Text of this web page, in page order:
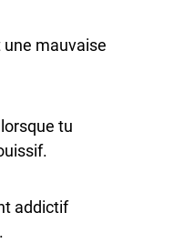
une mauvaise
tu
addictif